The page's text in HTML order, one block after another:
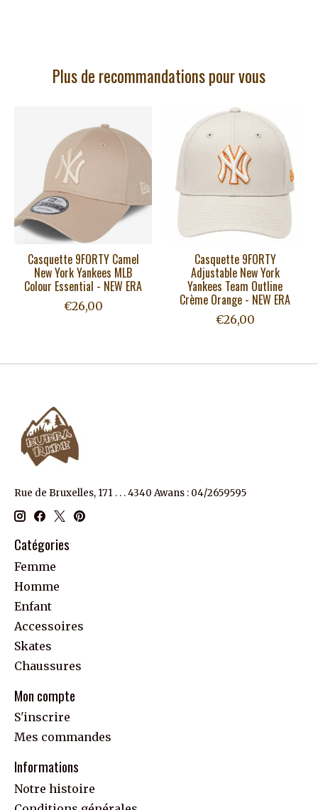
Plus de recommandations pour vous
Casquette 9FORTY Camel
New York Yankees MLB
Colour Essential - NEW ERA
€26,00
Casquette 9FORTY
Adjustable New York
Yankees Team Outline
Crème Orange - NEW ERA
€26,00
Rue de Bruxelles, 171 . . . 4340 Awans : 04/2659595
Catégories
Femme
Homme
Enfant
Accessoires
Skates
Chaussures
Mon compte
S'inscrire
Mes commandes
Informations
Notre histoire